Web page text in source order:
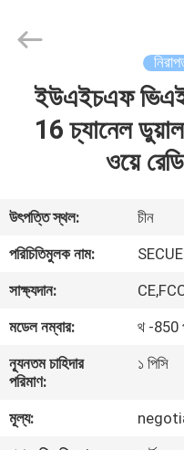
বাড়ি
আমাদের
সম্পর্কে
কারখানা
ভ্রমণ
নিয়ন্ত্রণ
Rights
ইউএইচএফ
16 চ্যানেল
ওয়ে
উৎপত্তি স্থল:
চীন
পরিচিতিমুলক নাম:
সাক্ষ্যদান:
মডেল নম্বার:
থ -850
ন্যূনতম চাহিদার
পরিমাণ:
১ পিসি
মূল্য: